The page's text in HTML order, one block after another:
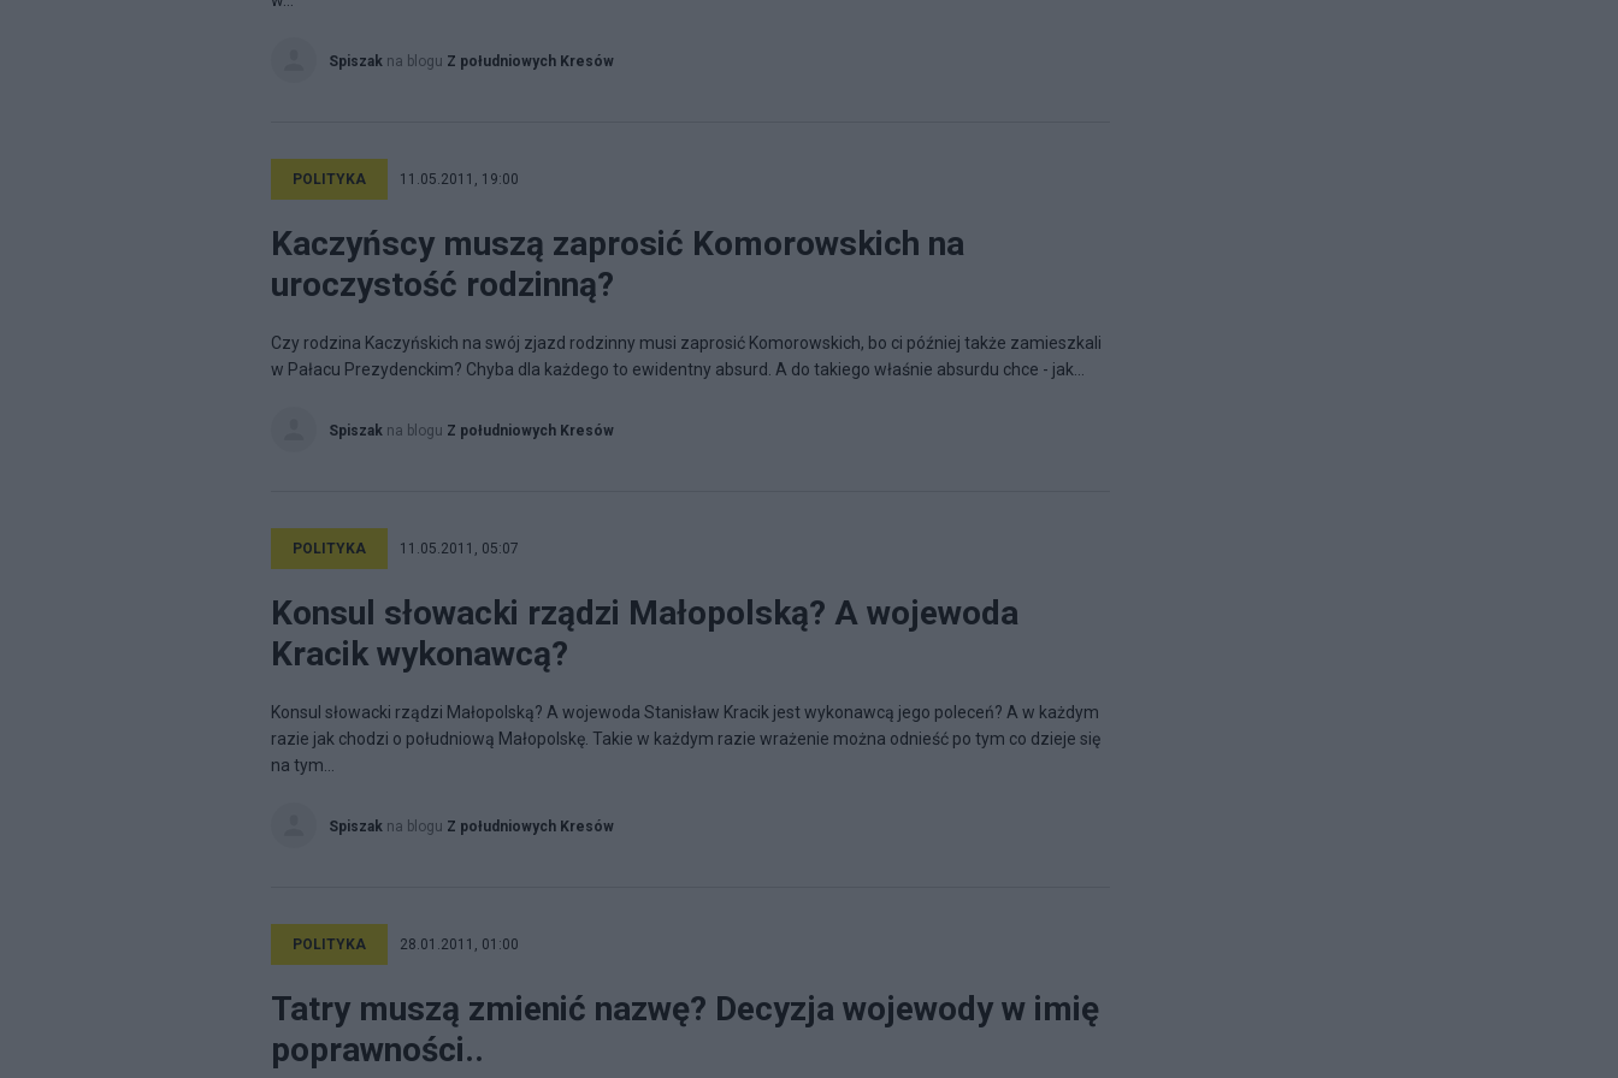
Spiszak na blogu Z południowych Kresów
POLITYKA 11.05.2011, 19:00
Kaczyńscy muszą zaprosić Komorowskich na
uroczystość rodzinną?
Czy rodzina Kaczyńskich na swój zjazd rodzinny musi zaprosić Komorowskich, bo ci później także zamieszkali
w Pałacu Prezydenckim? Chyba dla każdego to ewidentny absurd. A do takiego właśnie absurdu chce - jak...
Spiszak na blogu Z południowych Kresów
POLITYKA 11.05.2011, 05:07
Konsul słowacki rządzi Małopolską? A wojewoda
Kracik wykonawcą?
Konsul słowacki rządzi Małopolską? A wojewoda Stanisław Kracik jest wykonawcą jego poleceń? A w każdym
razie jak chodzi o południową Małopolskę. Takie w każdym razie wrażenie można odnieść po tym co dzieje się
na tym...
Spiszak na blogu Z południowych Kresów
POLITYKA 28.01.2011, 01:00
Tatry muszą zmienić nazwę? Decyzja wojewody w imię
poprawności..